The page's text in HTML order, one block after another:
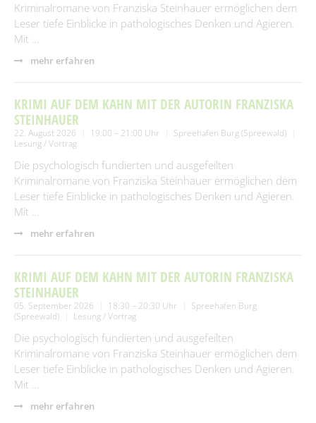
Kriminalromane von Franziska Steinhauer ermöglichen dem
Leser tiefe Einblicke in pathologisches Denken und Agieren.
Mit …
mehr erfahren
KRIMI AUF DEM KAHN MIT DER AUTORIN FRANZISKA
STEINHAUER
22. August 2026 19:00 – 21:00 Uhr
Spreehafen Burg (Spreewald)
Lesung / Vortrag
Die psychologisch fundierten und ausgefeilten
Kriminalromane von Franziska Steinhauer ermöglichen dem
Leser tiefe Einblicke in pathologisches Denken und Agieren.
Mit …
mehr erfahren
KRIMI AUF DEM KAHN MIT DER AUTORIN FRANZISKA
STEINHAUER
05. September 2026 18:30 – 20:30 Uhr
Spreehafen Burg
(Spreewald)
Lesung / Vortrag
Die psychologisch fundierten und ausgefeilten
Kriminalromane von Franziska Steinhauer ermöglichen dem
Leser tiefe Einblicke in pathologisches Denken und Agieren.
Mit …
mehr erfahren